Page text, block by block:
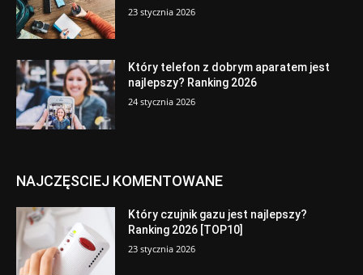
23 stycznia 2026
Który telefon z dobrym aparatem jest
najlepszy? Ranking 2026
24 stycznia 2026
NAJCZĘSCIEJ KOMENTOWANE
Który czujnik gazu jest najlepszy?
Ranking 2026 [TOP10]
23 stycznia 2026